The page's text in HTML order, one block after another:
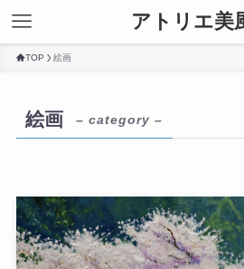
アトリエ美
TOP 絵画
絵画 – category –